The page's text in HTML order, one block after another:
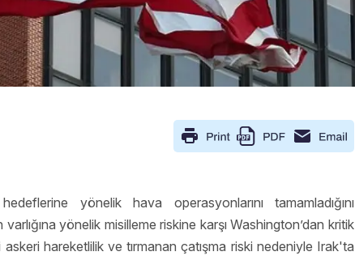
yönelik hava operasyonlarını tamamladığını
yönelik misilleme riskine karşı Washington’dan kritik
hareketlilik ve tırmanan çatışma riski nedeniyle Irak'ta